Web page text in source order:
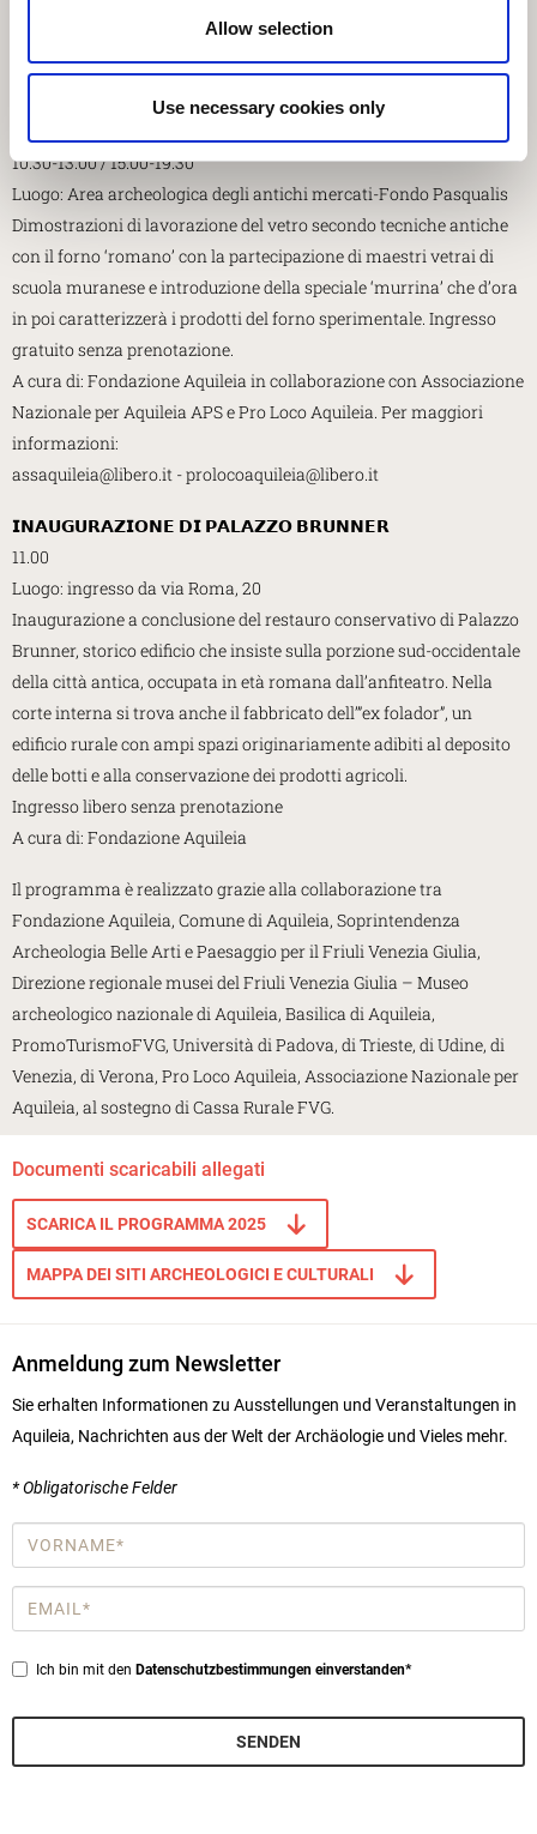
Allow selection
Use necessary cookies only
Domenica 15 giugno
𝗟𝗔𝗩𝗢𝗥𝗔𝗭𝗜𝗢𝗡𝗘 𝗦𝗣𝗘𝗥𝗜𝗠𝗘𝗡𝗧𝗔𝗟𝗘 𝗗𝗜 𝗩𝗘𝗧𝗥𝗢 𝗖𝗢𝗡 𝗨𝗡
10.30-13.00 / 15.00-19.30
Luogo: Area archeologica degli antichi mercati-Fondo Pasqualis
Dimostrazioni di lavorazione del vetro secondo tecniche antiche
con il forno ‘romano’ con la partecipazione di maestri vetrai di
scuola muranese e introduzione della speciale ‘murrina’ che d’ora
in poi caratterizzerà i prodotti del forno sperimentale. Ingresso
gratuito senza prenotazione.
A cura di: Fondazione Aquileia in collaborazione con Associazione
Nazionale per Aquileia APS e Pro Loco Aquileia. Per maggiori
informazioni:
assaquileia@libero.it - prolocoaquileia@libero.it
𝗜𝗡𝗔𝗨𝗚𝗨𝗥𝗔𝗭𝗜𝗢𝗡𝗘 𝗗𝗜 𝗣𝗔𝗟𝗔𝗭𝗭𝗢 𝗕𝗥𝗨𝗡𝗡𝗘𝗥
11.00
Luogo: ingresso da via Roma, 20
Inaugurazione a conclusione del restauro conservativo di Palazzo
Brunner, storico edificio che insiste sulla porzione sud-occidentale
della città antica, occupata in età romana dall’anfiteatro. Nella
corte interna si trova anche il fabbricato dell’”ex folador”, un
edificio rurale con ampi spazi originariamente adibiti al deposito
delle botti e alla conservazione dei prodotti agricoli.
Ingresso libero senza prenotazione
A cura di: Fondazione Aquileia
Il programma è realizzato grazie alla collaborazione tra
Fondazione Aquileia, Comune di Aquileia, Soprintendenza
Archeologia Belle Arti e Paesaggio per il Friuli Venezia Giulia,
Direzione regionale musei del Friuli Venezia Giulia – Museo
archeologico nazionale di Aquileia, Basilica di Aquileia,
PromoTurismoFVG, Università di Padova, di Trieste, di Udine, di
Venezia, di Verona, Pro Loco Aquileia, Associazione Nazionale per
Aquileia, al sostegno di Cassa Rurale FVG.
Documenti scaricabili allegati
SCARICA IL PROGRAMMA 2025
MAPPA DEI SITI ARCHEOLOGICI E CULTURALI
Anmeldung zum Newsletter
Sie erhalten Informationen zu Ausstellungen und Veranstaltungen in
Aquileia, Nachrichten aus der Welt der Archäologie und Vieles mehr.
* Obligatorische Felder
Vorname
*
Email
*
PrivacyIch bin mit den Datenschutzbestimmungen einverstanden*
SENDEN